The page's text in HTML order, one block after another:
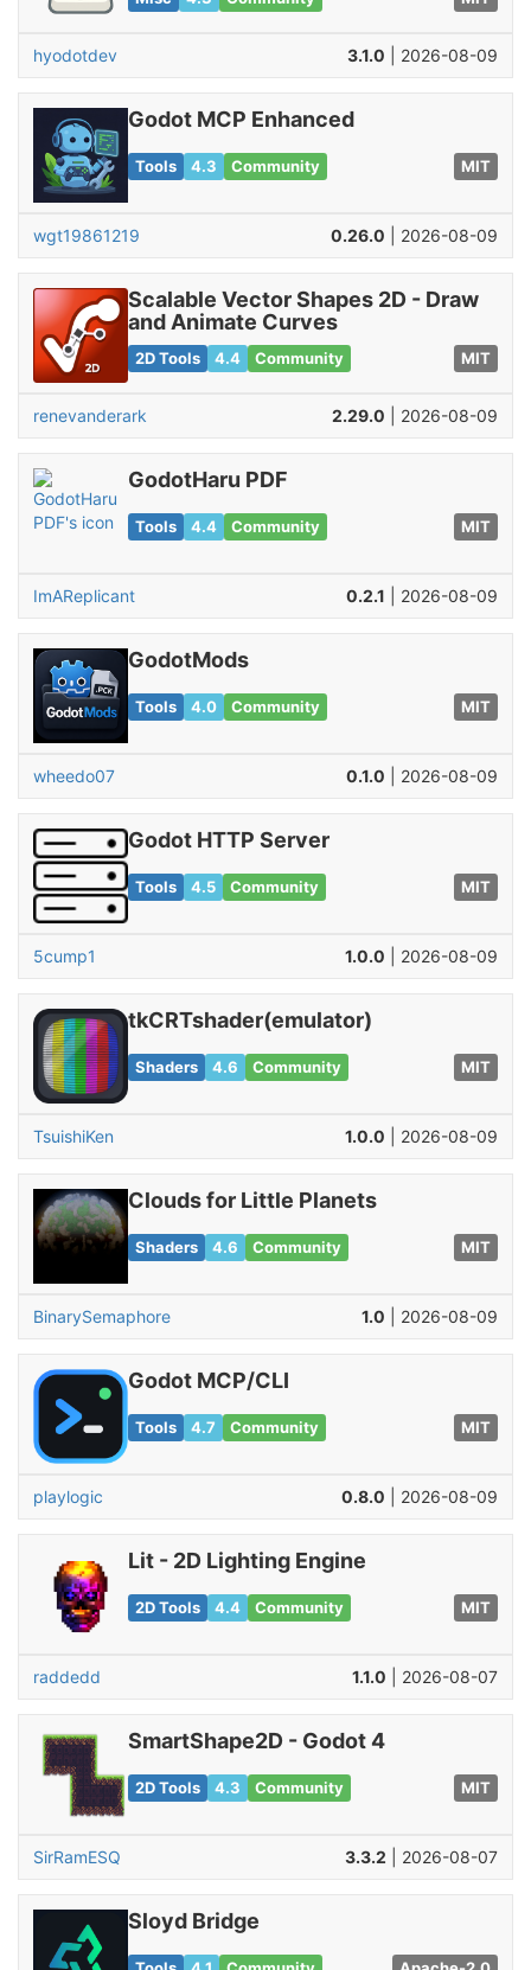
hyodotdev 3.1.0 | 2026-08-09
Godot MCP Enhanced
Tools 4.3 Community MIT
wgt19861219 0.26.0 | 2026-08-09
Scalable Vector Shapes 2D - Draw
and Animate Curves
2D Tools 4.4 Community MIT
renevanderark 2.29.0 | 2026-08-09
GodotHaru PDF
Tools 4.4 Community MIT
ImAReplicant 0.2.1 | 2026-08-09
GodotMods
Tools 4.0 Community MIT
wheedo07 0.1.0 | 2026-08-09
Godot HTTP Server
Tools 4.5 Community MIT
5cump1 1.0.0 | 2026-08-09
tkCRTshader(emulator)
Shaders 4.6 Community MIT
TsuishiKen 1.0.0 | 2026-08-09
Clouds for Little Planets
Shaders 4.6 Community MIT
BinarySemaphore 1.0 | 2026-08-09
Godot MCP/CLI
Tools 4.7 Community MIT
playlogic 0.8.0 | 2026-08-09
Lit - 2D Lighting Engine
2D Tools 4.4 Community MIT
raddedd 1.1.0 | 2026-08-07
SmartShape2D - Godot 4
2D Tools 4.3 Community MIT
SirRamESQ 3.3.2 | 2026-08-07
Sloyd Bridge